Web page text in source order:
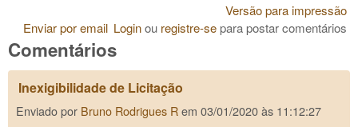
Versão para impressão
Loginou registre-separa postar comentários
Enviar por email
Comentários
Inexigibilidade de Licitação
Enviado por Bruno Rodrigues Rem 03/01/2020 às 11:12:27